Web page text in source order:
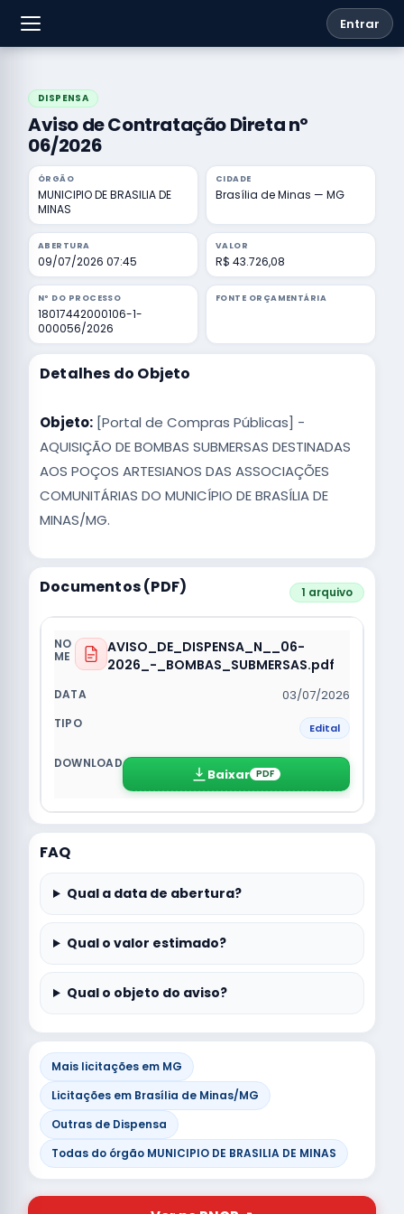
Entrar
DISPENSA
Aviso de Contratação Direta nº
06/2026
ÓRGÃO
MUNICIPIO DE BRASILIA DE
MINAS
CIDADE
Brasília de Minas — MG
ABERTURA
09/07/2026 07:45
VALOR
R$ 43.726,08
Nº DO PROCESSO
18017442000106-1-
000056/2026
FONTE ORÇAMENTÁRIA
Detalhes do Objeto
Objeto: [Portal de Compras Públicas] -
AQUISIÇÃO DE BOMBAS SUBMERSAS DESTINADAS
AOS POÇOS ARTESIANOS DAS ASSOCIAÇÕES
COMUNITÁRIAS DO MUNICÍPIO DE BRASÍLIA DE
MINAS/MG.
Documentos (PDF) 1 arquivo
AVISO_DE_DISPENSA_N__06-
2026_-_BOMBAS_SUBMERSAS.pdf
03/07/2026
Edital
Baixar PDF
FAQ
Qual a data de abertura?
Qual o valor estimado?
Qual o objeto do aviso?
Mais licitações em MG
Licitações em Brasília de Minas/MG
Outras de Dispensa
Todas do órgão MUNICIPIO DE BRASILIA DE MINAS